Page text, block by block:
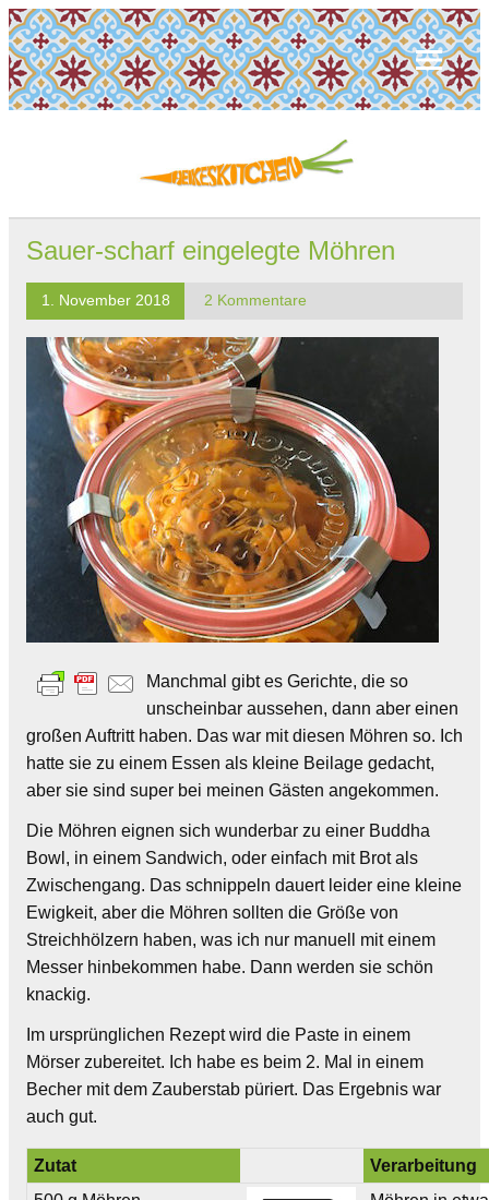
Sauer-scharf eingelegte Möhren
1. November 2018 2 Kommentare
Manchmal gibt es Gerichte, die so
unscheinbar aussehen, dann aber einen
großen Auftritt haben. Das war mit diesen Möhren so. Ich
hatte sie zu einem Essen als kleine Beilage gedacht,
aber sie sind super bei meinen Gästen angekommen.
Die Möhren eignen sich wunderbar zu einer Buddha
Bowl, in einem Sandwich, oder einfach mit Brot als
Zwischengang. Das schnippeln dauert leider eine kleine
Ewigkeit, aber die Möhren sollten die Größe von
Streichhölzern haben, was ich nur manuell mit einem
Messer hinbekommen habe. Dann werden sie schön
knackig.
Im ursprünglichen Rezept wird die Paste in einem
Mörser zubereitet. Ich habe es beim 2. Mal in einem
Becher mit dem Zauberstab püriert. Das Ergebnis war
auch gut.
Zutat
Verarbeitung